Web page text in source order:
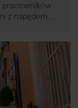
pracowników
z napędem
ogromny